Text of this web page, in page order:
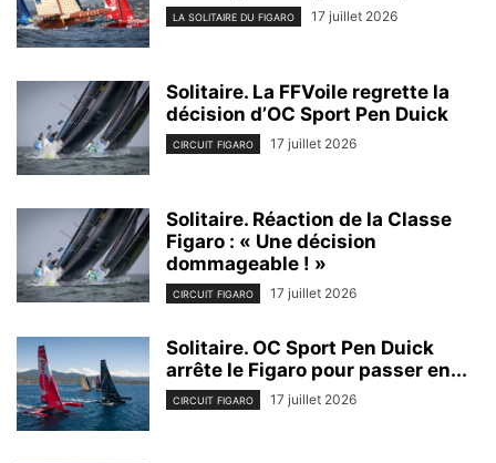
LA SOLITAIRE DU FIGARO 17 juillet 2026
Solitaire. La FFVoile regrette la
décision d’OC Sport Pen Duick
CIRCUIT FIGARO 17 juillet 2026
Solitaire. Réaction de la Classe
Figaro : « Une décision
dommageable ! »
CIRCUIT FIGARO 17 juillet 2026
Solitaire. OC Sport Pen Duick
arrête le Figaro pour passer en...
CIRCUIT FIGARO 17 juillet 2026